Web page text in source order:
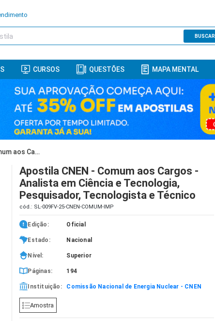
BUSCAR
CURSOS QUESTÕES MAPA MENTAL
Apostila CNEN - Comum aos Cargos - Analista em Ciência e Tecnologia, Pesquisador, Tecnologista e Técnico
Apostila CNEN - Comum aos Cargos -
Analista em Ciência e Tecnologia,
Pesquisador, Tecnologista e Técnico
cód.: SL-009FV-25-CNEN-COMUM-IMP
Edição: Oficial
Estado: Nacional
Nível: Superior
Páginas: 194
Instituição: Comissão Nacional de Energia Nuclear - CNEN
Amostra